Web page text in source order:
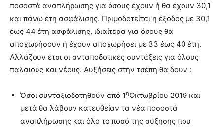
ποσοστά αναπλήρωσης για όσους έχουν ή θα έχουν 30,1
και πάνω έτη ασφάλισης. Πριμοδοτείται η έξοδος με 30,1
έως 44 έτη ασφάλισης, ιδιαίτερα για όσους θα
αποχωρήσουν ή έχουν αποχωρήσει με 33 έως 40 έτη.
Αλλάζουν έτσι οι ανταποδοτικές συντάξεις για όλους
παλαιούς και νέους. Αυξήσεις στην τσέπη θα δουν :
Όσοι συνταξιοδοτηθούν από 1ηΟκτωβρίου 2019 και
μετά θα λάβουν κατευθείαν τα νέα ποσοστά
αναπλήρωσης και όλο το ποσό της αύξησης που